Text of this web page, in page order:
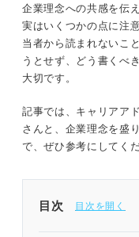
企業理念への共感を伝
実はいくつかの点に注
当者から読まれないこ
うとせず、どう書くべ
大切です。
記事では、キャリアア
さんと、企業理念を盛
で、ぜひ参考にしてくだ
目次